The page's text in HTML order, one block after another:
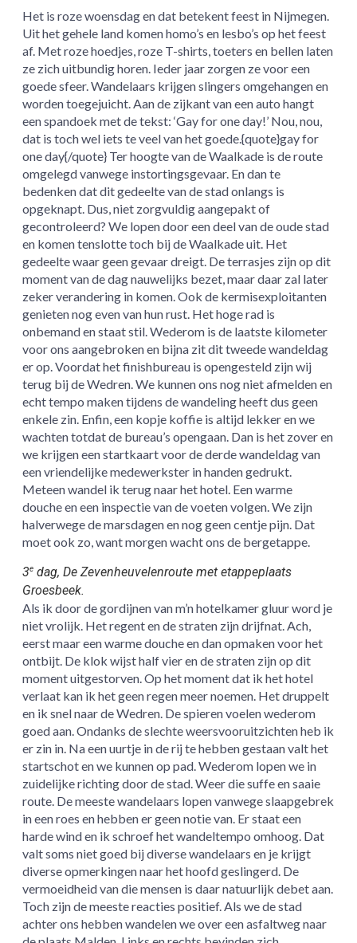
Het is roze woensdag en dat betekent feest in Nijmegen.
Uit het gehele land komen homo’s en lesbo’s op het feest
af. Met roze hoedjes, roze T-shirts, toeters en bellen laten
ze zich uitbundig horen. Ieder jaar zorgen ze voor een
goede sfeer. Wandelaars krijgen slingers omgehangen en
worden toegejuicht. Aan de zijkant van een auto hangt
een spandoek met de tekst: ‘Gay for one day!’ Nou, nou,
dat is toch wel iets te veel van het goede.{quote}gay for
one day{/quote} Ter hoogte van de Waalkade is de route
omgelegd vanwege instortingsgevaar. En dan te
bedenken dat dit gedeelte van de stad onlangs is
opgeknapt. Dus, niet zorgvuldig aangepakt of
gecontroleerd? We lopen door een deel van de oude stad
en komen tenslotte toch bij de Waalkade uit. Het
gedeelte waar geen gevaar dreigt. De terrasjes zijn op dit
moment van de dag nauwelijks bezet, maar daar zal later
zeker verandering in komen. Ook de kermisexploitanten
genieten nog even van hun rust. Het hoge rad is
onbemand en staat stil. Wederom is de laatste kilometer
voor ons aangebroken en bijna zit dit tweede wandeldag
er op. Voordat het finishbureau is opengesteld zijn wij
terug bij de Wedren. We kunnen ons nog niet afmelden en
echt tempo maken tijdens de wandeling heeft dus geen
enkele zin. Enfin, een kopje koffie is altijd lekker en we
wachten totdat de bureau’s opengaan. Dan is het zover en
we krijgen een startkaart voor de derde wandeldag van
een vriendelijke medewerkster in handen gedrukt.
Meteen wandel ik terug naar het hotel. Een warme
douche en een inspectie van de voeten volgen. We zijn
halverwege de marsdagen en nog geen centje pijn. Dat
moet ook zo, want morgen wacht ons de bergetappe.
3e dag, De Zevenheuvelenroute met etappeplaats
Groesbeek.
Als ik door de gordijnen van m’n hotelkamer gluur word je
niet vrolijk. Het regent en de straten zijn drijfnat. Ach,
eerst maar een warme douche en dan opmaken voor het
ontbijt. De klok wijst half vier en de straten zijn op dit
moment uitgestorven. Op het moment dat ik het hotel
verlaat kan ik het geen regen meer noemen. Het druppelt
en ik snel naar de Wedren. De spieren voelen wederom
goed aan. Ondanks de slechte weersvooruitzichten heb ik
er zin in. Na een uurtje in de rij te hebben gestaan valt het
startschot en we kunnen op pad. Wederom lopen we in
zuidelijke richting door de stad. Weer die suffe en saaie
route. De meeste wandelaars lopen vanwege slaapgebrek
in een roes en hebben er geen notie van. Er staat een
harde wind en ik schroef het wandeltempo omhoog. Dat
valt soms niet goed bij diverse wandelaars en je krijgt
diverse opmerkingen naar het hoofd geslingerd. De
vermoeidheid van die mensen is daar natuurlijk debet aan.
Toch zijn de meeste reacties positief. Als we de stad
achter ons hebben wandelen we over een asfaltweg naar